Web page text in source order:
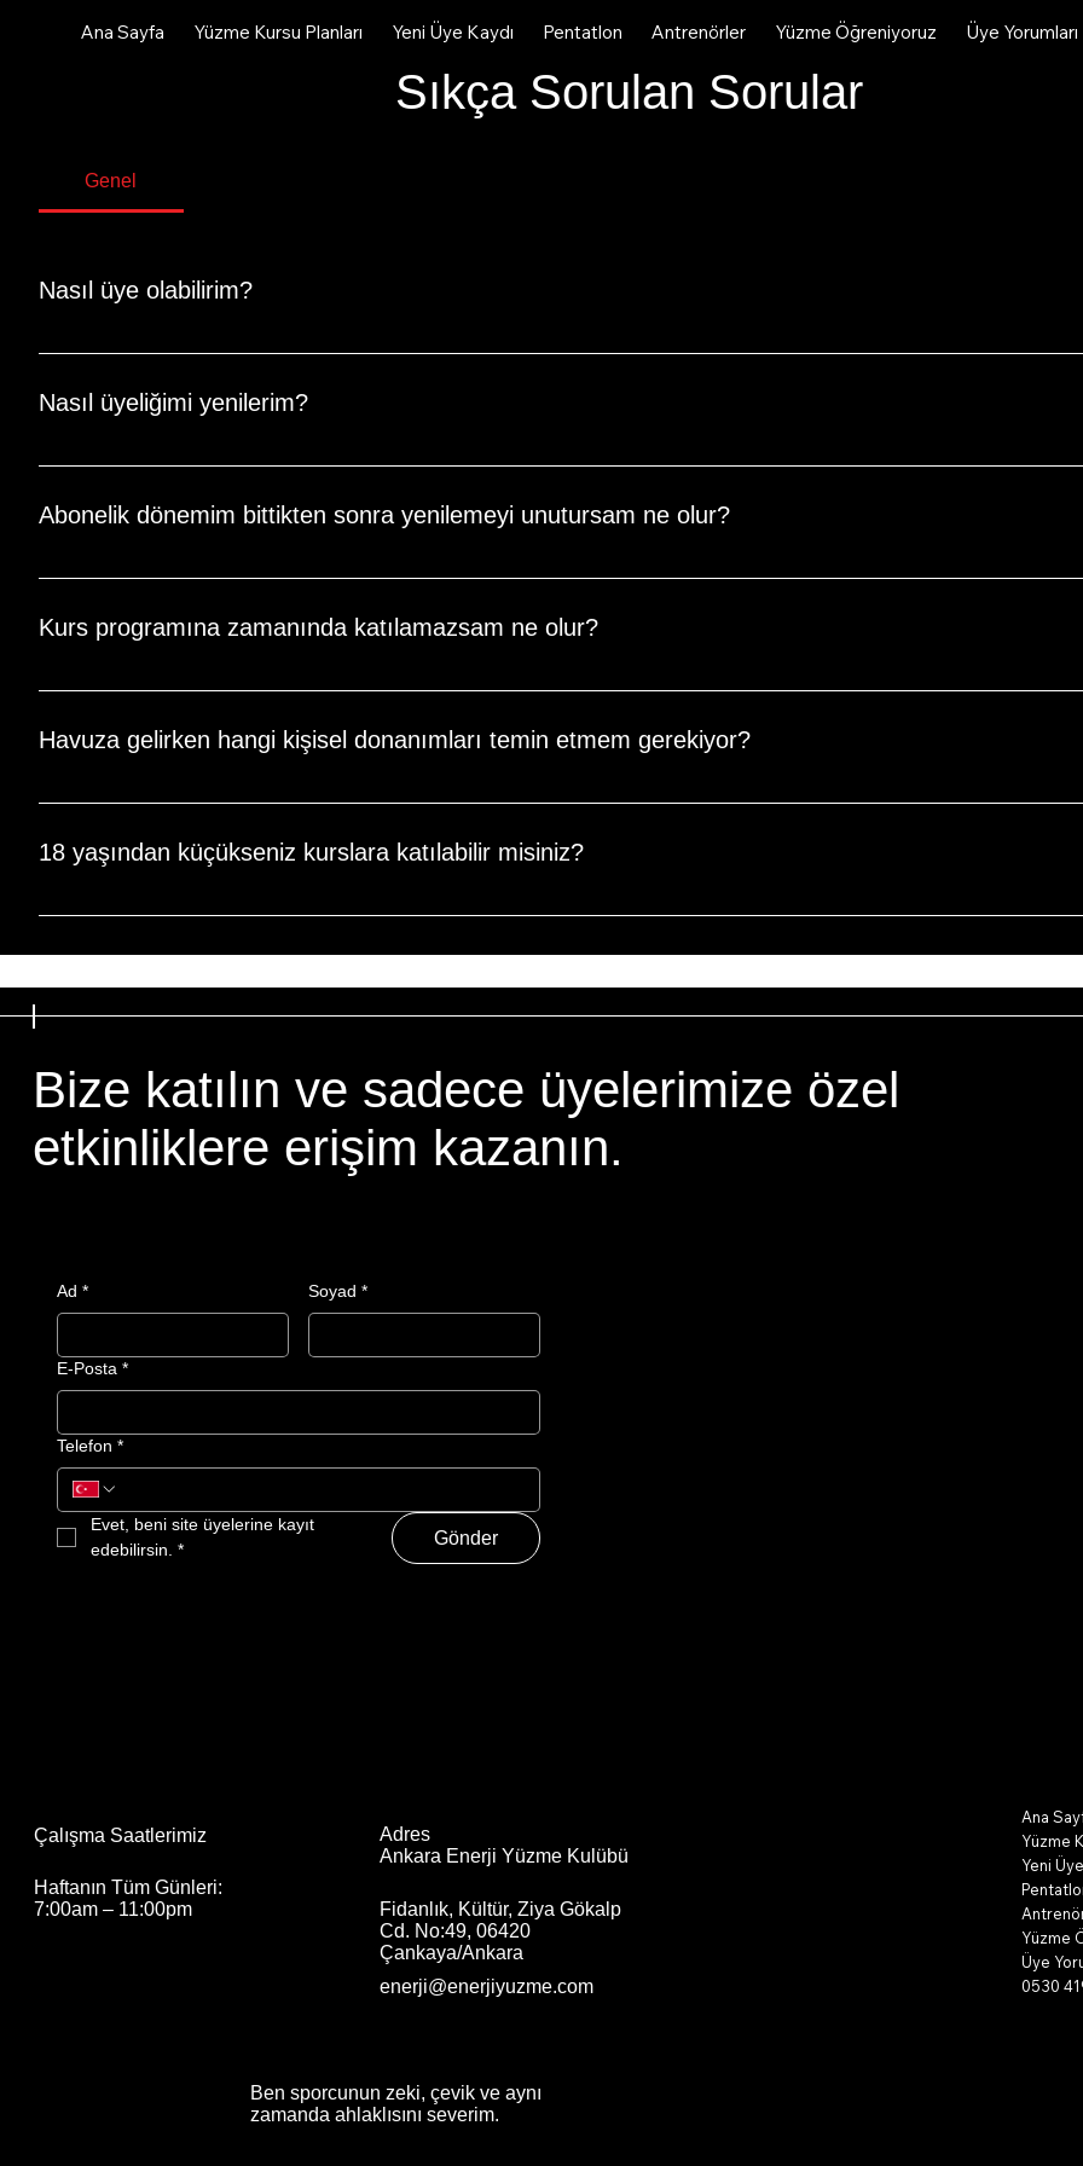
Ana Sayfa Yüzme Kursu Planları Yeni Üye Kaydı Pentatlon Antrenörler Yüzme Öğreniyoruz Üye Yorumları
Sıkça Sorulan Sorular
Genel
Nasıl üye olabilirim?
Üye olmak için web sitemizdeki kayıt formunu doldurmanız yeterlidir. Kayıt işlemi tamamlandıktan sonra sizi çevrimiçi
Nasıl üyeliğimi yenilerim?
Üyeliğinizi yenilemek için web sitemizdeki hesabınıza giriş yaparak ödeme işlemini gerçekleştirebilirsiniz. Ayrıca, kulüp
Abonelik dönemim bittikten sonra yenilemeyi unutursam ne olur?
Abonelik döneminizin sonunda yenilemeyi unuttuğunuzda, üyeliğiniz otomatik olarak askıya alınır. Yenileme işlemi için
Kurs programına zamanında katılamazsam ne olur?
Kurs programına zamanında katılmamanız durumunda, seans hakkınız kullanılmış olarak kabul edilir. Bu nedenle,
Havuza gelirken hangi kişisel donanımları temin etmem gerekiyor?
Havuza gelirken yüzme mayosu / bikini, havlu ve terlik gibi temel kişisel donanımları yanınızda bulundurmanız
18 yaşından küçükseniz kurslara katılabilir misiniz?
18 yaşından küçük olanlar, velileri veya yasal vasileri eşliğinde kurslara katılabilirler. Velilerin veya yasal vasilerin katılımı,
Bize katılın ve sadece üyelerimize özel
etkinliklere erişim kazanın.
Ad * Soyad *
E-Posta *
Telefon *
Evet, beni site üyelerine kayıt
edebilirsin. *
Gönder
Çalışma Saatlerimiz
Haftanın Tüm Günleri:
7:00am – 11:00pm
Adres
Ankara Enerji Yüzme Kulübü
Fidanlık, Kültür, Ziya Gökalp
Cd. No:49, 06420
Çankaya/Ankara
enerji@enerjiyuzme.com
Ana
Yüzme
Yeni
Yüzme
Üye
0530
Ben sporcunun zeki, çevik ve aynı
zamanda ahlaklısını severim.